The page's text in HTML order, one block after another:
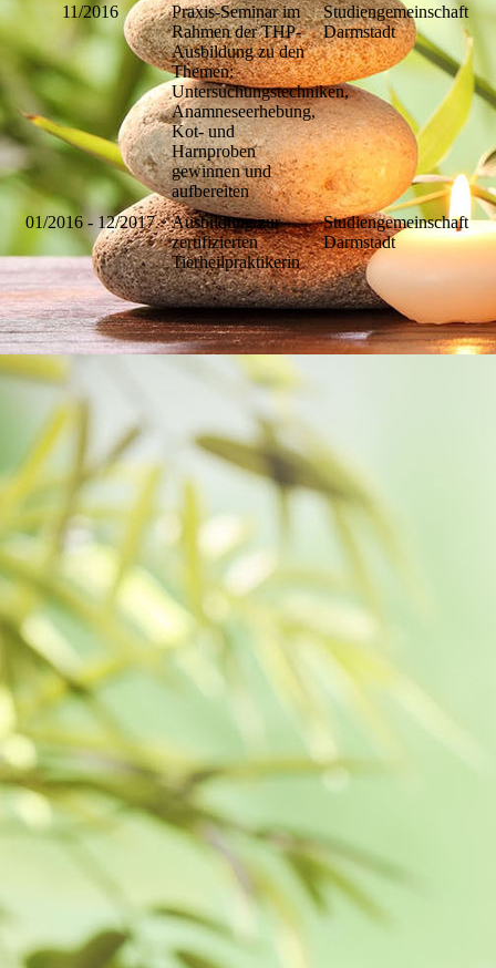
11/2016
Praxis-Seminar im
Rahmen der THP-
Ausbildung zu den
Themen:
Untersuchungstechniken,
Anamneseerhebung,
Kot- und
Harnproben
gewinnen und
aufbereiten
Studiengemeinschaft
Darmstadt
01/2016 - 12/2017
Ausbildung zur
zertifizierten
Tierheilpraktikerin
Studiengemeinschaft
Darmstadt